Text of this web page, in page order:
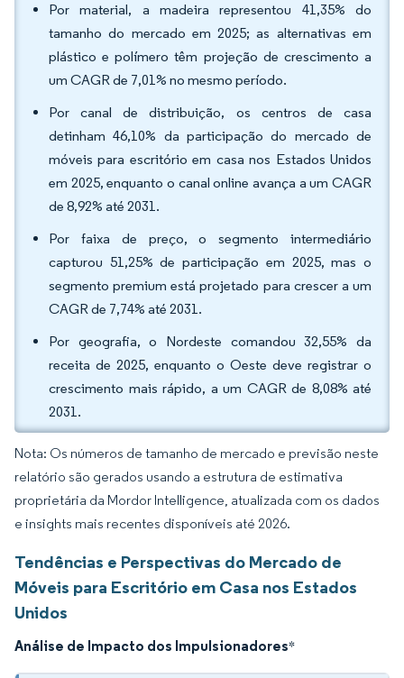
Por material, a madeira representou 41,35% do
tamanho do mercado em 2025; as alternativas em
plástico e polímero têm projeção de crescimento a
um CAGR de 7,01% no mesmo período.
Por canal de distribuição, os centros de casa
detinham 46,10% da participação do mercado de
móveis para escritório em casa nos Estados Unidos
em 2025, enquanto o canal online avança a um CAGR
de 8,92% até 2031.
Por faixa de preço, o segmento intermediário
capturou 51,25% de participação em 2025, mas o
segmento premium está projetado para crescer a um
CAGR de 7,74% até 2031.
Por geografia, o Nordeste comandou 32,55% da
receita de 2025, enquanto o Oeste deve registrar o
crescimento mais rápido, a um CAGR de 8,08% até
2031.
Nota: Os números de tamanho de mercado e previsão neste
relatório são gerados usando a estrutura de estimativa
proprietária da Mordor Intelligence, atualizada com os dados
e insights mais recentes disponíveis até 2026.
Tendências e Perspectivas do Mercado de
Móveis para Escritório em Casa nos Estados
Unidos
Análise de Impacto dos Impulsionadores*